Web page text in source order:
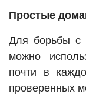
Простые
Для борьбы с
можно
почти в
проверенных